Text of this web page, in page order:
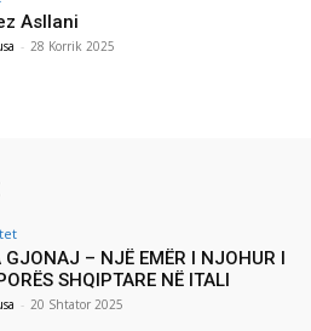
Asllani
- 28 Korrik 2025
GJONAJ – NJË EMËR I NJOHUR I
SHQIPTARE NË ITALI
- 20 Shtator 2025